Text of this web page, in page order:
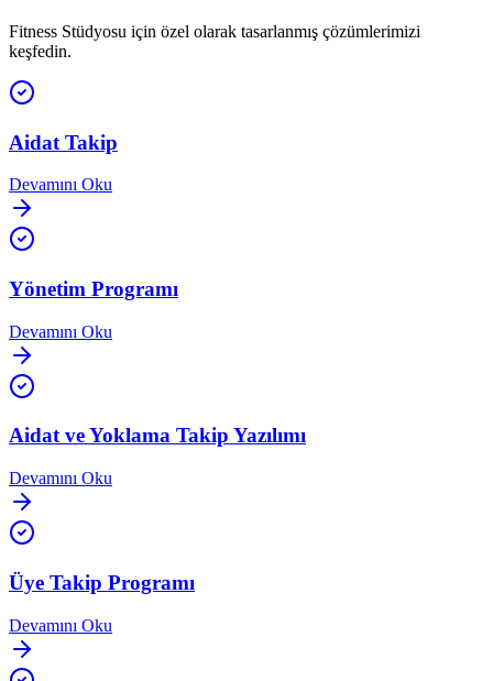
Fitness Stüdyosu için özel olarak tasarlanmış çözümlerimizi
keşfedin.
Aidat Takip
Devamını Oku
Yönetim Programı
Devamını Oku
Aidat ve Yoklama Takip Yazılımı
Devamını Oku
Üye Takip Programı
Devamını Oku